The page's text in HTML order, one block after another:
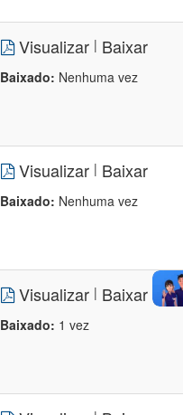
Visualizar | Baixar
Baixado: Nenhuma vez
Visualizar | Baixar
Baixado: Nenhuma vez
Visualizar | Baixar
Baixado: 1 vez